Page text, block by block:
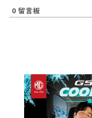
0 留言板